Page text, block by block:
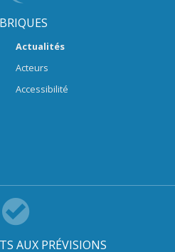
Actualités
Acteurs
Accessibilité
AUX PRÉVISIONS